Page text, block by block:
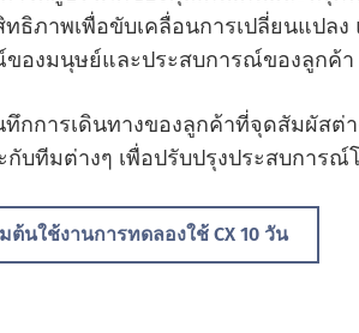
ธิภาพเพื่อขับเคลื่อนการเปลี่ยนแปลง
องมนุษย์และประสบการณ์ของลูกค้า
กการเดินทางของลูกค้าที่จุดสัมผัสต่
บทีมต่างๆ เพื่อปรับปรุงประสบการณ์
มต้นใช้งานการทดลองใช้ CX 10 วัน